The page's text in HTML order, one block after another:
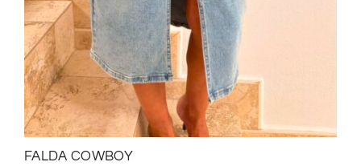
FALDA COWBOY